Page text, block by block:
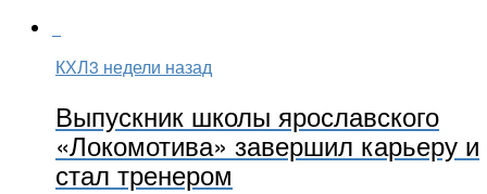
КХЛ3 недели назад
Выпускник школы ярославского
«Локомотива» завершил карьеру и
стал тренером